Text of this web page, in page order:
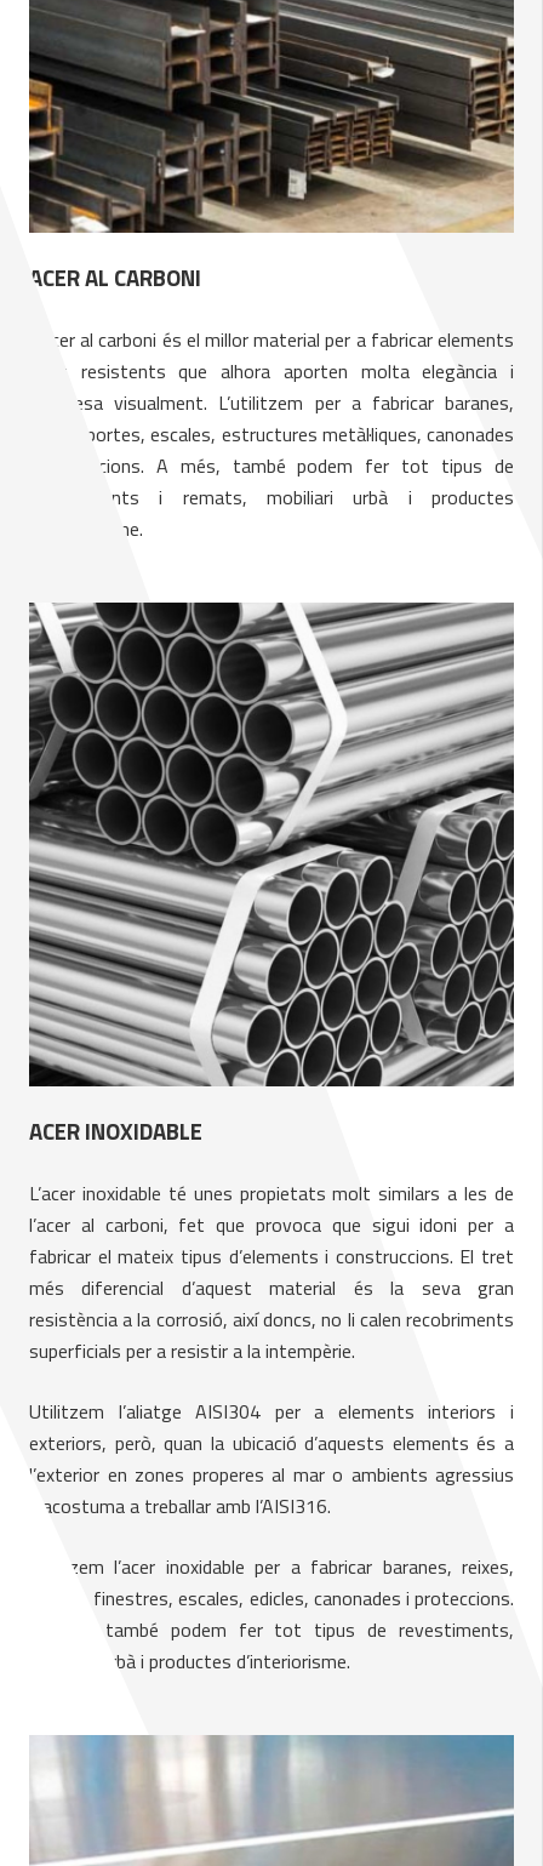
ACER AL CARBONI
L’acer al carboni és el millor material per a fabricar elements
molt resistents que alhora aporten molta elegància i
subtilesa visualment. L’utilitzem per a fabricar baranes,
reixes, portes, escales, estructures metàl·liques, canonades
i proteccions. A més, també podem fer tot tipus de
revestiments i remats, mobiliari urbà i productes
d’interiorisme.
ACER INOXIDABLE
L’acer inoxidable té unes propietats molt similars a les de
l’acer al carboni, fet que provoca que sigui idoni per a
fabricar el mateix tipus d’elements i construccions. El tret
més diferencial d’aquest material és la seva gran
resistència a la corrosió, així doncs, no li calen recobriments
superficials per a resistir a la intempèrie.
Utilitzem l’aliatge AISI304 per a elements interiors i
exteriors, però, quan la ubicació d’aquests elements és a
l’exterior en zones properes al mar o ambients agressius
s’acostuma a treballar amb l’AISI316.
Utilitzem l’acer inoxidable per a fabricar baranes, reixes,
portes, finestres, escales, edicles, canonades i proteccions.
A més, també podem fer tot tipus de revestiments,
mobiliari urbà i productes d’interiorisme.